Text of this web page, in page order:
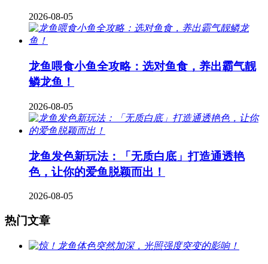
2026-08-05
龙鱼喂食小鱼全攻略：选对鱼食，养出霸气靓
鳞龙鱼！
2026-08-05
龙鱼发色新玩法：「无质白底」打造通透艳
色，让你的爱鱼脱颖而出！
2026-08-05
热门文章